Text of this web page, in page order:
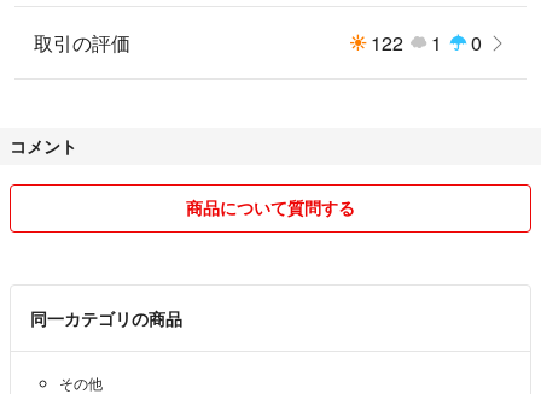
取引の評価 122 1 0
コメント
商品について質問する
同一カテゴリの商品
その他